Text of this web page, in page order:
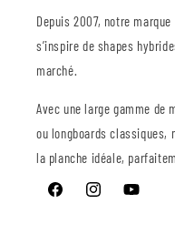
Depuis 2007, notre
s’inspire de shapes
marché.
Avec une large gamme de
ou longboards classiques,
la planche idéale,
FacebookInstagramYouTube